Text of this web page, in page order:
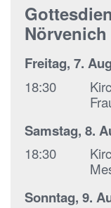
Nörvenich
Freitag, 7.
18:30
Samstag, 8.
18:30
Sonntag, 9.